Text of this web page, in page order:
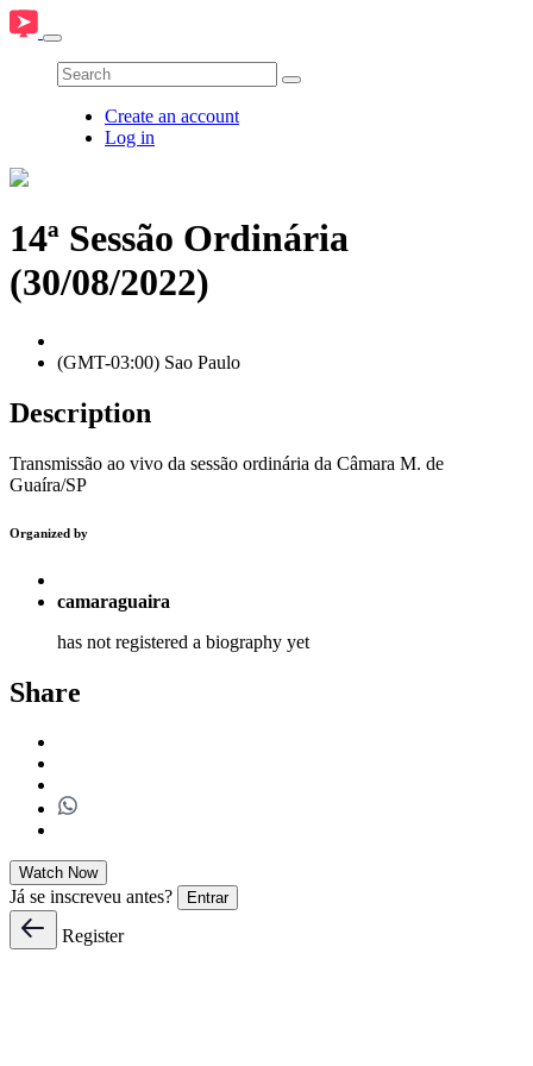
Create an account
Log in
14ª Sessão Ordinária
(30/08/2022)
(GMT-03:00) Sao Paulo
Description
Transmissão ao vivo da sessão ordinária da Câmara M. de
Guaíra/SP
Organized by
camaraguaira
has not registered a biography yet
Share
Watch Now
Já se inscreveu antes? Entrar
Register